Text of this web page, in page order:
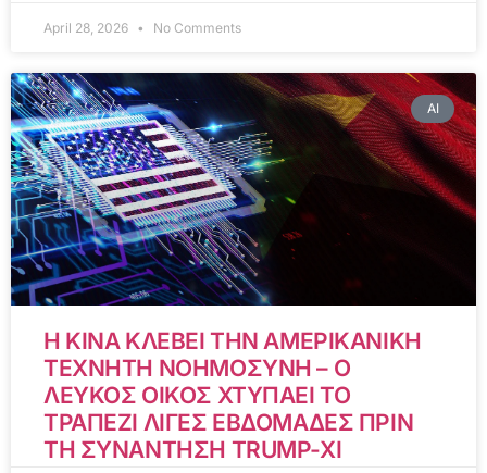
April 28, 2026 No Comments
AI
Η ΚΙΝΑ ΚΛΕΒΕΙ ΤΗΝ ΑΜΕΡΙΚΑΝΙΚΗ
ΤΕΧΝΗΤΗ ΝΟΗΜΟΣΥΝΗ – Ο
ΛΕΥΚΟΣ ΟΙΚΟΣ ΧΤΥΠΑΕΙ ΤΟ
ΤΡΑΠΕΖΙ ΛΙΓΕΣ ΕΒΔΟΜΑΔΕΣ ΠΡΙΝ
ΤΗ ΣΥΝΑΝΤΗΣΗ TRUMP-XI